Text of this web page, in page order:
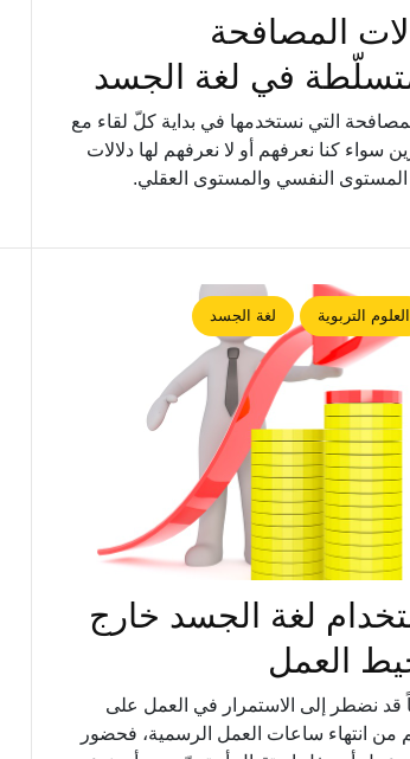
المصافحة
في لغة الجسد
التي نستخدمها في بداية كلّ لقاء مع
سواء كنا نعرفهم أو لا نعرفهم لها دلالات
النفسي والمستوى العقلي.
العلوم التربوية لغة الجسد
لغة الجسد خارج
العمل
قد نضطر إلى الاستمرار في العمل على
من انتهاء ساعات العمل الرسمية، فحضور